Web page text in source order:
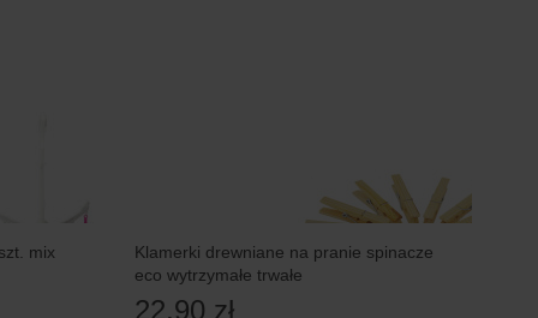
mix
Klamerki drewniane na pranie spinacze
eco wytrzymałe trwałe
22,90 zł